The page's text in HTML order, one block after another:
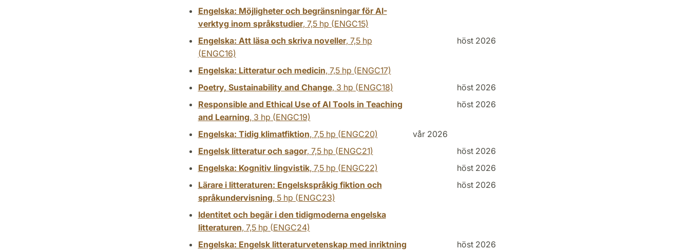
Engelska: Möjligheter och begränsningar för AI-
verktyg inom språkstudier, 7,5 hp (ENGC15)
Engelska: Att läsa och skriva noveller, 7,5 hp
(ENGC16)
höst 2026
Engelska: Litteratur och medicin, 7,5 hp (ENGC17)
Poetry, Sustainability and Change, 3 hp (ENGC18)
höst 2026
Responsible and Ethical Use of AI Tools in Teaching
and Learning, 3 hp (ENGC19)
höst 2026
Engelska: Tidig klimatfiktion, 7,5 hp (ENGC20)
vår 2026
Engelsk litteratur och sagor, 7,5 hp (ENGC21)
höst 2026
Engelska: Kognitiv lingvistik, 7,5 hp (ENGC22)
höst 2026
Lärare i litteraturen: Engelskspråkig fiktion och
språkundervisning, 5 hp (ENGC23)
höst 2026
Identitet och begär i den tidigmoderna engelska
litteraturen, 7,5 hp (ENGC24)
Engelska: Engelsk litteraturvetenskap med inriktning
höst 2026